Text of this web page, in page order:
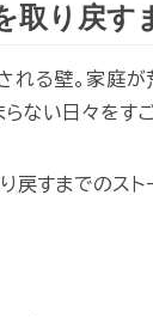
取り戻す
れる壁。家庭
らない日々をす
戻すまでのスト